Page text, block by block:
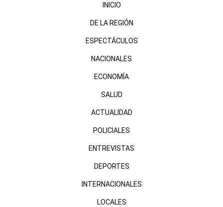
INICIO
DE LA REGIÓN
ESPECTÁCULOS
NACIONALES
ECONOMÍA
SALUD
ACTUALIDAD
POLICIALES
ENTREVISTAS
DEPORTES
INTERNACIONALES
LOCALES